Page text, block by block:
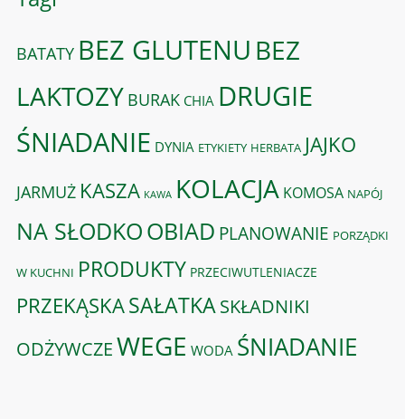
BATATY BEZ GLUTENU BEZ
LAKTOZY BURAK CHIA DRUGIE
ŚNIADANIE DYNIA ETYKIETY HERBATA JAJKO
JARMUŻ KASZA KAWA KOLACJA KOMOSA NAPÓJ
NA SŁODKOOBIAD PLANOWANIE PORZĄDKI
W KUCHNI PRODUKTY PRZECIWUTLENIACZE
PRZEKĄSKASAŁATKASKŁADNIKI
ODŻYWCZEWEGE WODA ŚNIADANIE